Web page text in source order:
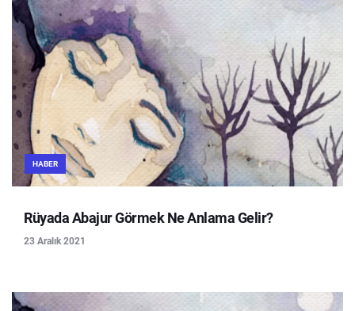
HABER
Rüyada Abajur Görmek Ne Anlama Gelir?
23 Aralık 2021